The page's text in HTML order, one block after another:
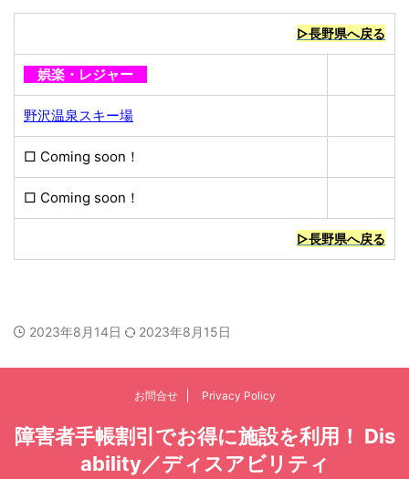
▷長野県へ戻る
娯楽・レジャー
野沢温泉スキー場
□ Coming soon！
□ Coming soon！
▷長野県へ戻る
2023年8月14日 2023年8月15日
お問合せ Privacy Policy
障害者手帳割引でお得に施設を利用！ Dis
ability／ディスアビリティ